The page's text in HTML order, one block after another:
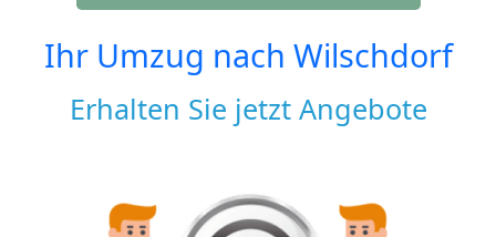
Ihr Umzug nach Wilschdorf
Erhalten Sie jetzt Angebote